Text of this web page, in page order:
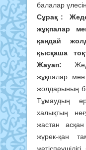
балалар
Сұрақ : Ж
жұқпалар
қандай
қысқаша
Жауап:
жұқпалар мен
жолдарының
Тұмаудың
халықтың
жастан
жүрек-қан